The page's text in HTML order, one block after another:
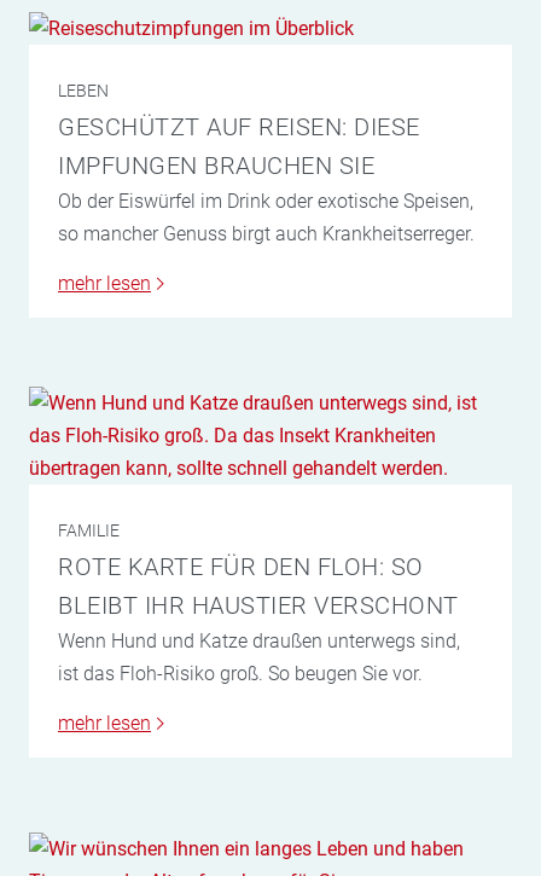
LEBEN
GESCHÜTZT AUF REISEN: DIESE
IMPFUNGEN BRAUCHEN SIE
Ob der Eiswürfel im Drink oder exotische Speisen,
so mancher Genuss birgt auch Krankheitserreger.
mehr lesen
FAMILIE
ROTE KARTE FÜR DEN FLOH: SO
BLEIBT IHR HAUSTIER VERSCHONT
Wenn Hund und Katze draußen unterwegs sind,
ist das Floh-Risiko groß. So beugen Sie vor.
mehr lesen